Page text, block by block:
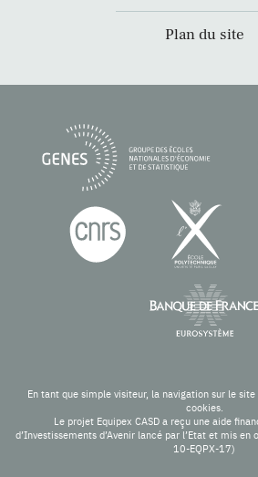
Plan du site
En tant que simple visiteur, la navigation sur le
cookies.
Le projet Equipex CASD a reçu une aide
d’Investissements d’Avenir lancé par l’Etat et mis en
10-EQPX-17)